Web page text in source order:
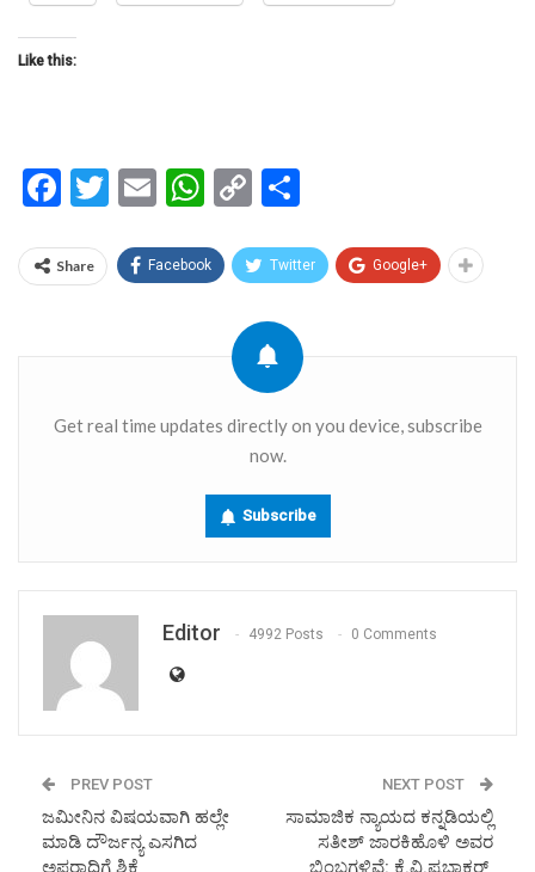
Like this:
Facebook
Twitter
EmailWhatsApp
Copy
Share Facebook Twitter Google+
Get real time updates directly on you device, subscribe
now.
Subscribe
Editor 4992 Posts 0 Comments
PREV POST
ಜಮೀನಿನ ವಿಷಯವಾಗಿ ಹಲ್ಲೇ
ಮಾಡಿ ದೌರ್ಜನ್ಯ ಎಸಗಿದ
ಅಪರಾಧಿಗೆ ಶಿಕ್ಷೆ
NEXT POST
ಸಾಮಾಜಿಕ ನ್ಯಾಯದ ಕನ್ನಡಿಯಲ್ಲಿ
ಸತೀಶ್ ಜಾರಕಿಹೊಳಿ ಅವರ
ಬಿಂಬಗಳಿವೆ: ಕೆ.ವಿ.ಪ್ರಭಾಕರ್